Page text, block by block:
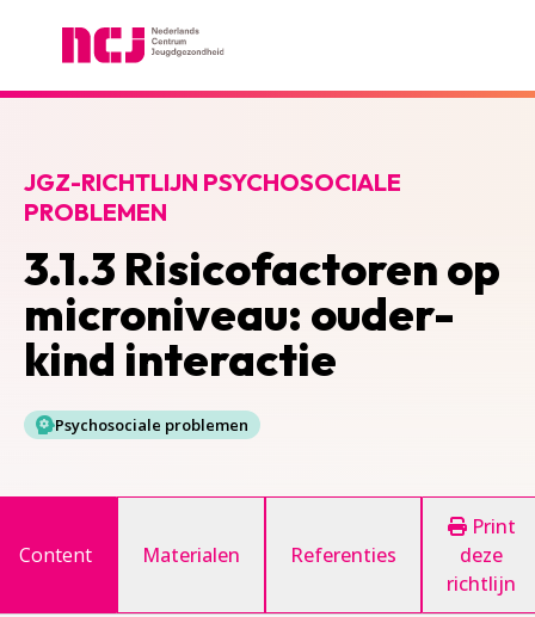
3.1.3 Risicofactoren op
microniveau: ouder-
kind interactie
JGZ-RICHTLIJN PSYCHOSOCIALE
PROBLEMEN
Psychosociale problemen
Content Materialen Referenties
Print
deze
richtlijn